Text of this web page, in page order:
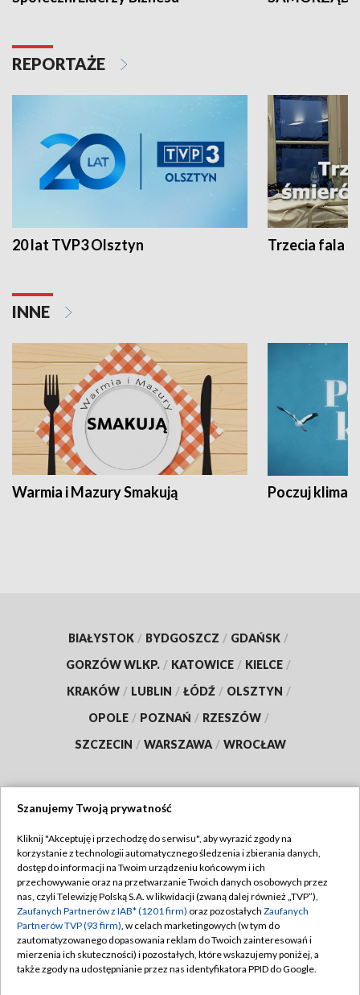
REPORTAŻE
20 lat TVP3 Olsztyn Trzecia fala -
INNE
Warmia i Mazury Smakują Poczuj klimat
BIAŁYSTOK / BYDGOSZCZ / GDAŃSK /
GORZÓW WLKP. / KATOWICE / KIELCE /
KRAKÓW / LUBLIN / ŁÓDŹ / OLSZTYN /
OPOLE / POZNAŃ / RZESZÓW /
SZCZECIN / WARSZAWA / WROCŁAW
TVP
Abonament TVP
Emisja w TVP
Centrum informacji TVP
Naziemna Telewizja Cyfrowa
Regulamin TVP
Polityka prywatności
Moje zgody
Pomoc
Szanujemy Twoją prywatność
Kliknij "Akceptuję i przechodzę do serwisu", aby wyrazić zgody na
korzystanie z technologii automatycznego śledzenia i zbierania danych,
dostęp do informacji na Twoim urządzeniu końcowym i ich
przechowywanie oraz na przetwarzanie Twoich danych osobowych przez
nas, czyli Telewizję Polską S.A. w likwidacji (zwaną dalej również „TVP”),
Zaufanych Partnerów z IAB* (1201 firm) oraz pozostałych Zaufanych
Partnerów TVP (93 firm), w celach marketingowych (w tym do
zautomatyzowanego dopasowania reklam do Twoich zainteresowań i
mierzenia ich skuteczności) i pozostałych, które wskazujemy poniżej, a
także zgody na udostępnianie przez nas identyfikatora PPID do Google.